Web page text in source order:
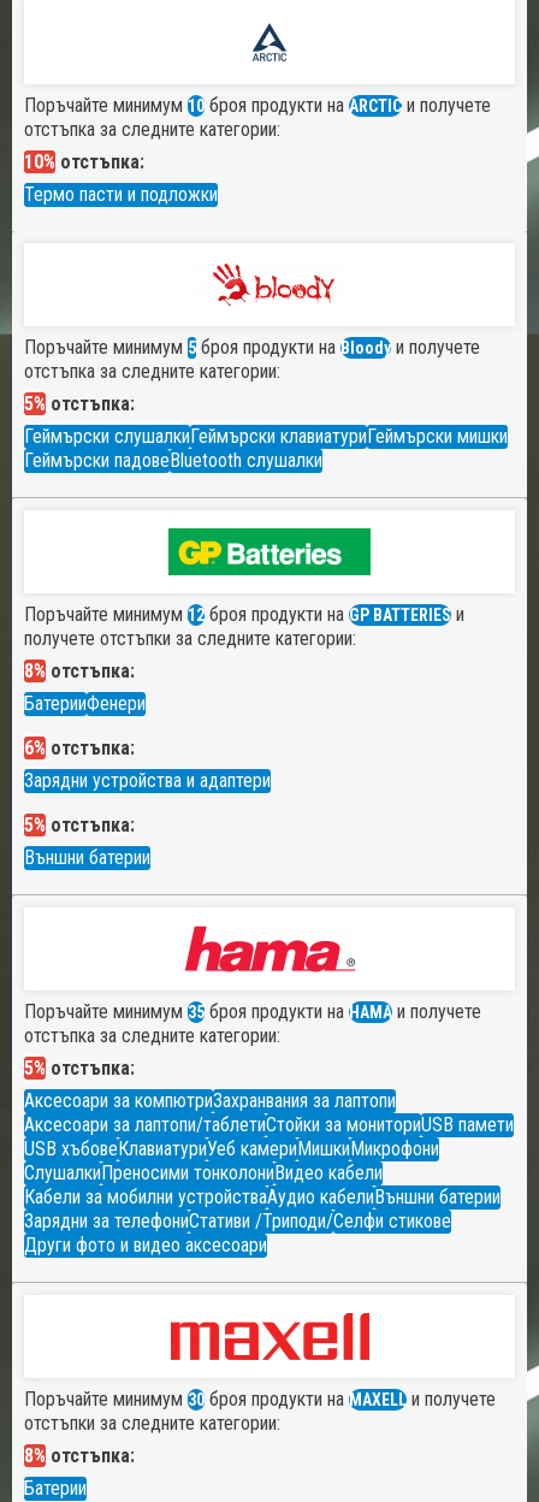
Поръчайте минимум 10 броя продукти на ARCTIC и получете
отстъпка за следните категории:
10% отстъпка:
Термо пасти и подложки
Поръчайте минимум 5 броя продукти на Bloody и получете
отстъпка за следните категории:
5% отстъпка:
Геймърски слушалкиГеймърски клавиатуриГеймърски мишки
Геймърски падовеBluetooth слушалки
Поръчайте минимум 12 броя продукти на GP BATTERIES и
получете отстъпки за следните категории:
8% отстъпка:
БатерииФенери
6% отстъпка:
Зарядни устройства и адаптери
5% отстъпка:
Външни батерии
Поръчайте минимум 35 броя продукти на HAMA и получете
отстъпка за следните категории:
5% отстъпка:
Аксесоари за компютриЗахранвания за лаптопи
Аксесоари за лаптопи/таблетиСтойки за мониториUSB памети
USB хъбовеКлавиатуриУеб камериМишкиМикрофони
СлушалкиПреносими тонколониВидео кабели
Кабели за мобилни устройстваАудио кабелиВъншни батерии
Зарядни за телефониСтативи /Триподи/Селфи стикове
Други фото и видео аксесоари
Поръчайте минимум 30 броя продукти на MAXELL и получете
отстъпки за следните категории:
8% отстъпка:
Батерии